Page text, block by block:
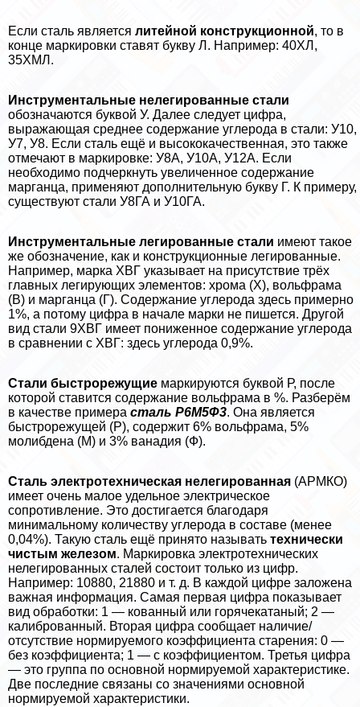
Если сталь является литейной конструкционной, то в
конце маркировки ставят букву Л. Например: 40ХЛ,
35ХМЛ.
Инструментальные нелегированные стали
обозначаются буквой У. Далее следует цифра,
выражающая среднее содержание углерода в стали: У10,
У7, У8. Если сталь ещё и высококачественная, это также
отмечают в маркировке: У8А, У10А, У12А. Если
необходимо подчеркнуть увеличенное содержание
марганца, применяют дополнительную букву Г. К примеру,
существуют стали У8ГА и У10ГА.
Инструментальные легированные стали имеют такое
же обозначение, как и конструкционные легированные.
Например, марка ХВГ указывает на присутствие трёх
главных легирующих элементов: хрома (Х), вольфрама
(В) и марганца (Г). Содержание углерода здесь примерно
1%, а потому цифра в начале марки не пишется. Другой
вид стали 9ХВГ имеет пониженное содержание углерода
в сравнении с ХВГ: здесь углерода 0,9%.
Стали быстрорежущие маркируются буквой Р, после
которой ставится содержание вольфрама в %. Разберём
в качестве примера сталь Р6М5Ф3. Она является
быстрорежущей (Р), содержит 6% вольфрама, 5%
молибдена (М) и 3% ванадия (Ф).
Сталь электротехническая нелегированная (АРМКО)
имеет очень малое удельное электрическое
сопротивление. Это достигается благодаря
минимальному количеству углерода в составе (менее
0,04%). Такую сталь ещё принято называть технически
чистым железом. Маркировка электротехнических
нелегированных сталей состоит только из цифр.
Например: 10880, 21880 и т. д. В каждой цифре заложена
важная информация. Самая первая цифра показывает
вид обработки: 1 — кованный или горячекатаный; 2 —
калиброванный. Вторая цифра сообщает наличие/
отсутствие нормируемого коэффициента старения: 0 —
без коэффициента; 1 — с коэффициентом. Третья цифра
— это группа по основной нормируемой хаpaктеристике.
Две последние связаны со значениями основной
нормируемой хаpaктеристики.